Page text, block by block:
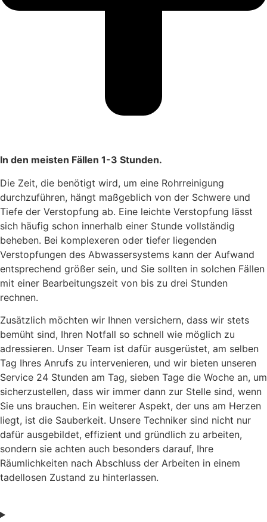
In den meisten Fällen 1-3 Stunden.
Die Zeit, die benötigt wird, um eine Rohrreinigung
durchzuführen, hängt maßgeblich von der Schwere und
Tiefe der Verstopfung ab. Eine leichte Verstopfung lässt
sich häufig schon innerhalb einer Stunde vollständig
beheben. Bei komplexeren oder tiefer liegenden
Verstopfungen des Abwassersystems kann der Aufwand
entsprechend größer sein, und Sie sollten in solchen Fällen
mit einer Bearbeitungszeit von bis zu drei Stunden
rechnen.
Zusätzlich möchten wir Ihnen versichern, dass wir stets
bemüht sind, Ihren Notfall so schnell wie möglich zu
adressieren. Unser Team ist dafür ausgerüstet, am selben
Tag Ihres Anrufs zu intervenieren, und wir bieten unseren
Service 24 Stunden am Tag, sieben Tage die Woche an, um
sicherzustellen, dass wir immer dann zur Stelle sind, wenn
Sie uns brauchen. Ein weiterer Aspekt, der uns am Herzen
liegt, ist die Sauberkeit. Unsere Techniker sind nicht nur
dafür ausgebildet, effizient und gründlich zu arbeiten,
sondern sie achten auch besonders darauf, Ihre
Räumlichkeiten nach Abschluss der Arbeiten in einem
tadellosen Zustand zu hinterlassen.